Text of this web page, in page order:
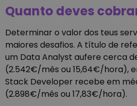
Quanto deves
Determinar o valor dos teus
maiores desafios. A título de
um Data Analyst aufere cerca
(2.542€/mês ou 15,64€/hora),
Stack Developer recebe em
(2.898€/mês ou 17,83€/hora).